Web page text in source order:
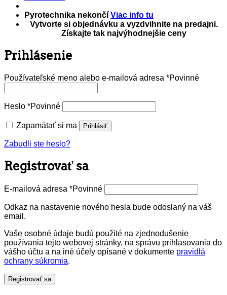
Pyrotechnika nekončí Viac info tu
Vytvorte si objednávku a vyzdvihnite na predajni.
Získajte tak najvýhodnejšie ceny
Prihlásenie
Používateľské meno alebo e-mailová adresa *Povinné
Heslo *Povinné
Zapamätať si ma Prihlásiť
Zabudli ste heslo?
Registrovať sa
E-mailová adresa *Povinné
Odkaz na nastavenie nového hesla bude odoslaný na váš
email.
Vaše osobné údaje budú použité na zjednodušenie
používania tejto webovej stránky, na správu prihlasovania do
vášho účtu a na iné účely opísané v dokumente pravidlá
ochrany súkromia.
Registrovať sa